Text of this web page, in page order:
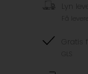
Lyn
Få